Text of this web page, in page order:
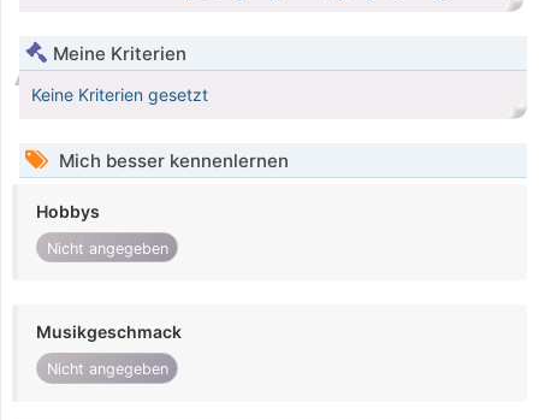
Meine Kriterien
Keine Kriterien gesetzt
Mich besser kennenlernen
Hobbys
Nicht angegeben
Musikgeschmack
Nicht angegeben